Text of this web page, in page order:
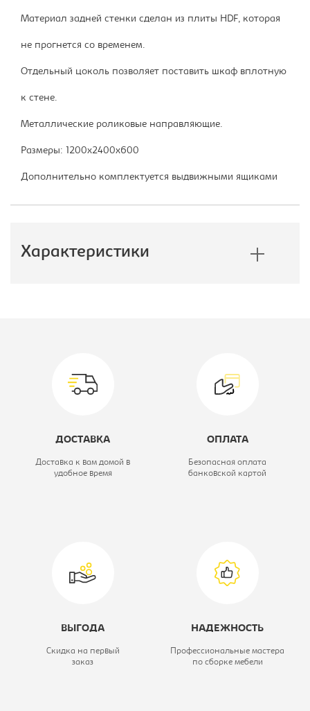
Материал задней стенки сделан из плиты HDF, которая
не прогнется со временем.
Отдельный цоколь позволяет поставить шкаф вплотную
к стене.
Металлические роликовые направляющие.
Размеры: 1200х2400х600
Дополнительно комплектуется выдвижными ящиками
Характеристики
Коллекция: Экспресс
Ширина, мм:
ДОСТАВКА
Доставка к вам домой в
удобное время
ОПЛАТА
Безопасная оплата
банковской картой
ВЫГОДА
Скидка на первый
заказ
НАДЕЖНОСТЬ
Профессиональные мастера
по сборке мебели